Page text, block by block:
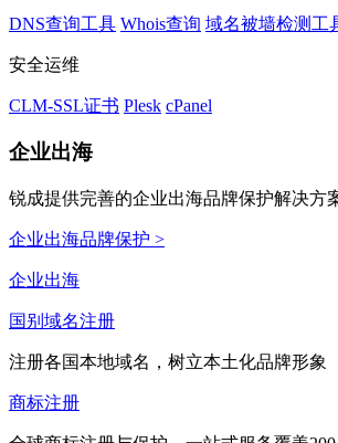
DNS查询工具 Whois查询 域名被墙检测工
安全运维
CLM-SSL证书 Plesk cPanel
企业出海
锐成提供完善的企业出海品牌保护解决方
企业出海品牌保护 >
企业出海
国别域名注册
注册各国本地域名，树立本土化品牌形象
商标注册